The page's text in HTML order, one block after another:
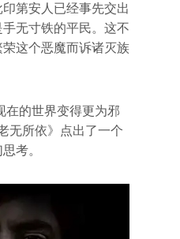
第安人已经事先交出
无寸铁的平民。这不
这个恶魔而诉诸灭族
在的世界变得更为邪
无所依》点出了一个
考。